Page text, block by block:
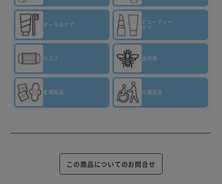
オーラルケア
ビューティー
ケア
マスク 虫対策
生理用品 介護用品
この商品についてのお問合せ